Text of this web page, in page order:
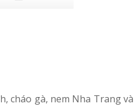
cháo gà, nem Nha Trang và